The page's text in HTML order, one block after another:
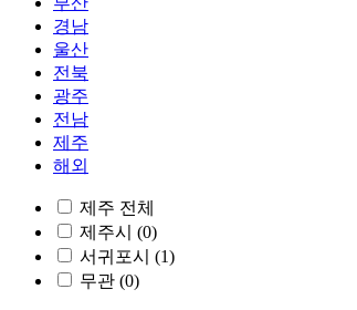
경남
울산
전북
광주
전남
제주
해외
제주 전체
제주시 (0)
서귀포시 (1)
무관 (0)